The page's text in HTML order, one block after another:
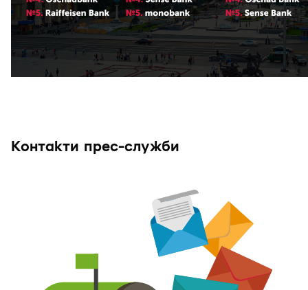
Контакти прес-служби